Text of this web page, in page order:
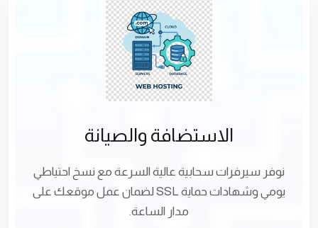
الاستضافة والصيانة
نوفر سيرفرات سحابية عالية السرعة مع نسخ احتياطي
يومي وشهادات حماية SSL لضمان عمل موقعك على
مدار الساعة.